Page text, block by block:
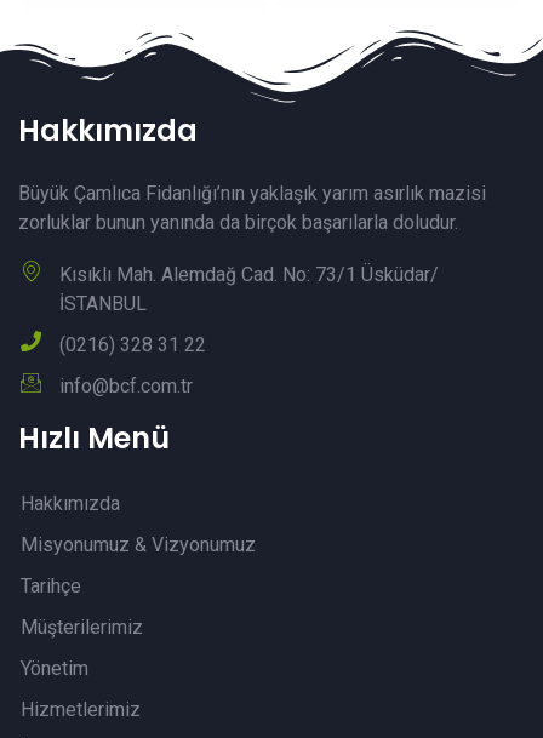
Hakkımızda
Büyük Çamlıca Fidanlığı’nın yaklaşık yarım asırlık mazisi
zorluklar bunun yanında da birçok başarılarla doludur.
Kısıklı Mah. Alemdağ Cad. No: 73/1 Üsküdar/
İSTANBUL
(0216) 328 31 22
info@bcf.com.tr
Hızlı Menü
Hakkımızda
Misyonumuz & Vizyonumuz
Tarihçe
Müşterilerimiz
Yönetim
Hizmetlerimiz